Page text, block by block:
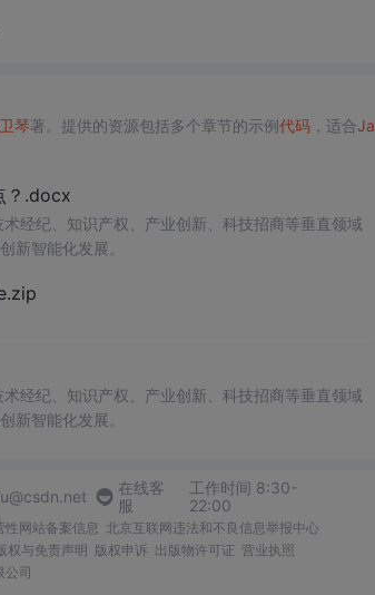
琴著。提供的资源包括多个章节的示例代码，适合Ja
？.docx
经纪、知识产权、产业创新、科技招商等垂直领域
新智能化发展。
经纪、知识产权、产业创新、科技招商等垂直领域
新智能化发展。
在线客
服
工作时间 8:30-
22:00
性网站备案信息 北京互联网违法和不良信息举报中心
权与免责声明 版权申诉 出版物许可证 营业执照
司